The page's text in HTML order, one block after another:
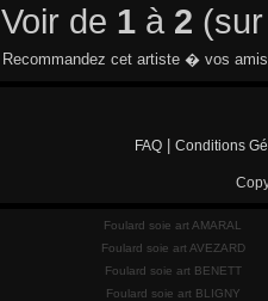
Voir de 1 à 2
Recommandez cet artiste � vos
FAQ Conditions
Foulard soie art AMARAL
Foulard soie art AVEZARD
Foulard soie art BENETT
Foulard soie art BLIGNY